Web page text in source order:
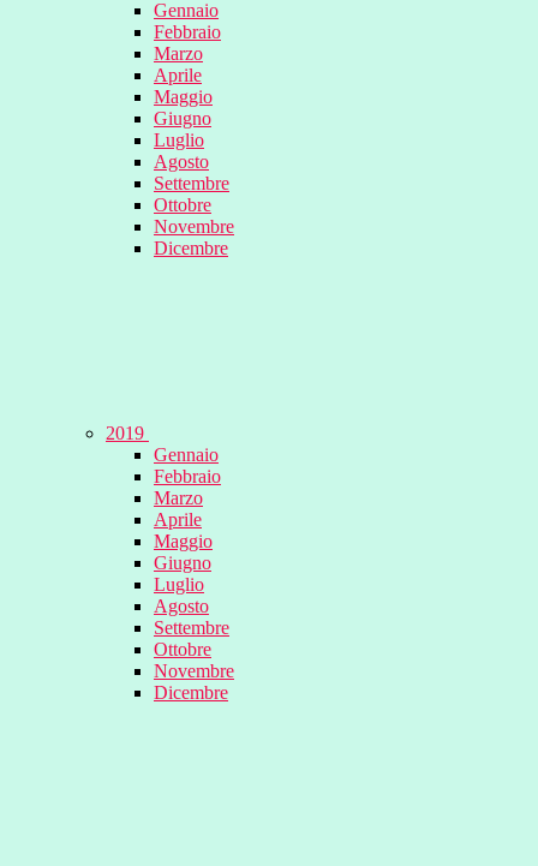
Gennaio
Febbraio
Marzo
Aprile
Maggio
Giugno
Luglio
Agosto
Settembre
Ottobre
Novembre
Dicembre
2019
Gennaio
Febbraio
Marzo
Aprile
Maggio
Giugno
Luglio
Agosto
Settembre
Ottobre
Novembre
Dicembre